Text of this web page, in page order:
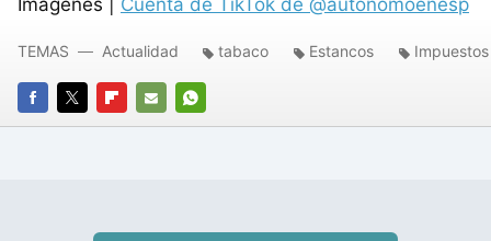
Imágenes | Cuenta de TikTok de @autonomoenesp
FACEBOOK
TWITTERFLIPBOARD
E-
WHATSAPP
TEMAS Actualidad tabaco Estancos Impuestos